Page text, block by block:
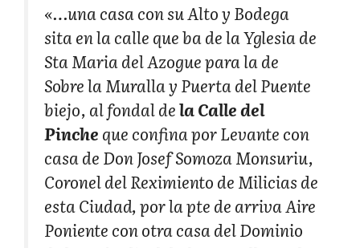
«…una casa con su Alto y Bodega
sita en la calle que ba de la Yglesia de
Sta Maria del Azogue para la de
Sobre la Muralla y Puerta del Puente
biejo, al fondal dela Calle del
Pinche que confina por Levante con
casa de Don Josef Somoza Monsuriu,
Coronel del Reximiento de Milicias de
esta Ciudad, por la pte de arriva Aire
Poniente con otra casa del Dominio